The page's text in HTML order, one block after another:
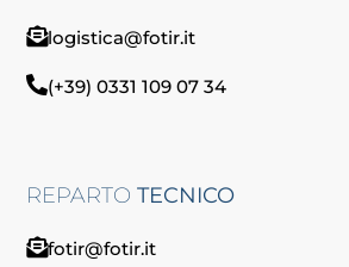
logistica@fotir.it
(+39) 0331 109 07 34
REPARTOTECNICO
fotir@fotir.it